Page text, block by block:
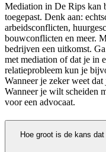
Mediation in De Rips kan
toegepast. Denk aan:
arbeidsconflicten,
bouwconflicten en meer.
bedrijven een uitkomst.
met mediation of dat je in
relatieprobleem kun je
Wanneer je zeker weet
Wanneer je wilt scheiden
voor een advocaat.
Hoe groot is de kans